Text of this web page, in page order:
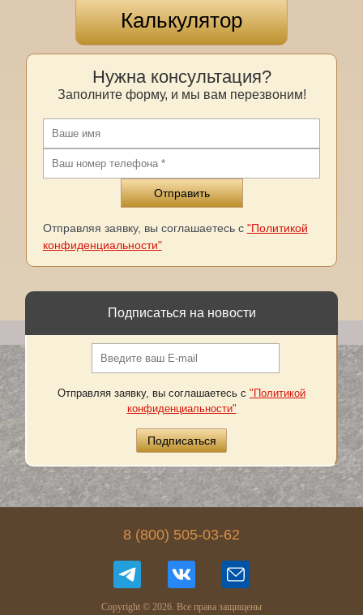
Калькулятор
Нужна консультация?
Заполните форму, и мы вам перезвоним!
Отправляя заявку, вы соглашаетесь с "Политикой
конфиденциальности"
Подписаться на новости
Отправляя заявку, вы соглашаетесь с "Политикой
конфиденциальности"
Copyright © 2026. Все права защищены
8 (800) 505-03-62